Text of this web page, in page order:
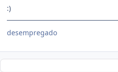
:)
desempregado